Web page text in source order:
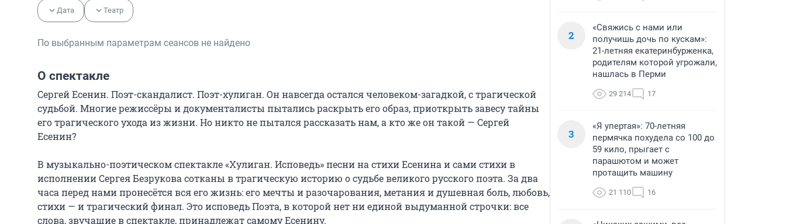
Дата Театр
По выбранным параметрам сеансов не найдено
О спектакле
Сергей Есенин. Поэт-скандалист. Поэт-хулиган. Он навсегда остался человеком-загадкой, с трагической
судьбой. Многие режиссёры и документалисты пытались раскрыть его образ, приоткрыть завесу тайны
его трагического ухода из жизни. Но никто не пытался рассказать нам, а кто же он такой — Сергей
Есенин?
В музыкально-поэтическом спектакле «Хулиган. Исповедь» песни на стихи Есенина и сами стихи в
исполнении Сергея Безрукова сотканы в трагическую историю о судьбе великого русского поэта. За два
часа перед нами пронесётся вся его жизнь: его мечты и разочарования, метания и душевная боль, любовь,
стихи — и трагический финал. Это исповедь Поэта, в которой нет ни единой выдуманной строчки: все
слова, звучащие в спектакле, принадлежат самому Есенину.
2
«Свяжись с нами или
получишь дочь по кускам»:
21-летняя екатеринбурженка,
родителям которой угрожали,
нашлась в Перми
29 214 17
3
«Я упертая»: 70-летняя
пермячка похудела со 100 до
59 кило, прыгает с
парашютом и может
протащить машину
21 110 16